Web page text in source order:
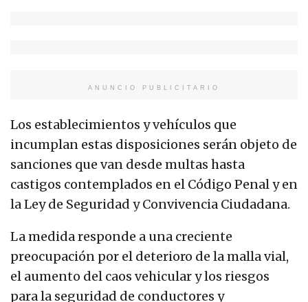
ANUNCIO PUBLICITARIO
Los establecimientos y vehículos que
incumplan estas disposiciones serán objeto de
sanciones que van desde multas hasta
castigos contemplados en el Código Penal y en
la Ley de Seguridad y Convivencia Ciudadana.
La medida responde a una creciente
preocupación por el deterioro de la malla vial,
el aumento del caos vehicular y los riesgos
para la seguridad de conductores y